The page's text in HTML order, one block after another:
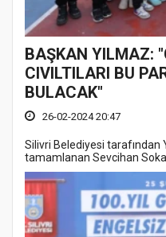
BAŞKAN YILMAZ:
CIVILTILARI BU
BULACAK"
26-02-2024 20:47
Silivri Belediyesi tarafından
tamamlanan Sevcihan